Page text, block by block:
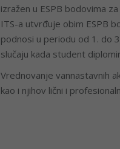
izražen u ESPB bodovima
ITS-a utvrđuje obim ESPB
podnosi u periodu od 1. do
slučaju kada student
Vrednovanje vannastavnih
kao i njihov lični i